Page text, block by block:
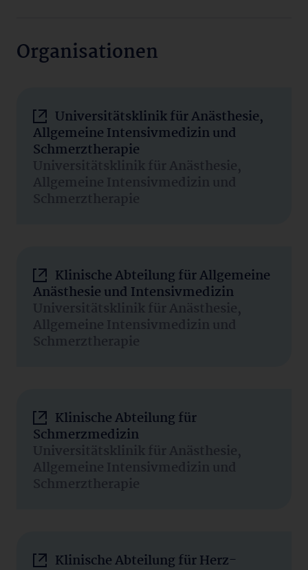
Organisationen
Universitätsklinik für Anästhesie,
Allgemeine Intensivmedizin und
Schmerztherapie
Universitätsklinik für Anästhesie,
Allgemeine Intensivmedizin und
Schmerztherapie
Klinische Abteilung für Allgemeine
Anästhesie und Intensivmedizin
Universitätsklinik für Anästhesie,
Allgemeine Intensivmedizin und
Schmerztherapie
Klinische Abteilung für
Schmerzmedizin
Universitätsklinik für Anästhesie,
Allgemeine Intensivmedizin und
Schmerztherapie
Klinische Abteilung für Herz-